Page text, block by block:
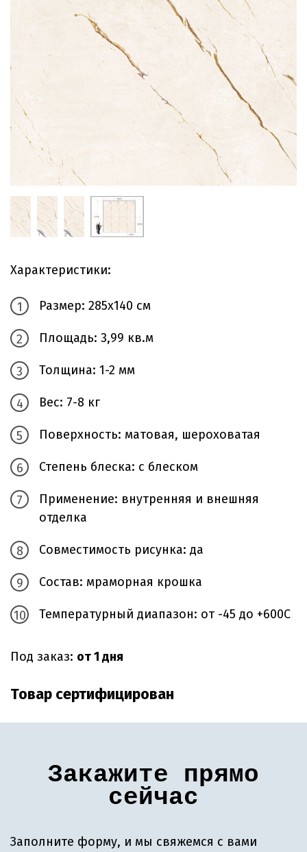
Характеристики:
Размер: 285х140 см
Площадь: 3,99 кв.м
Толщина: 1-2 мм
Вес: 7-8 кг
Поверхность: матовая, шероховатая
Степень блеска: с блеском
Применение: внутренняя и внешняя
отделка
Совместимость рисунка: да
Состав: мраморная крошка
Температурный диапазон: от -45 до +600С
Под заказ: от 1 дня
Товар сертифицирован
Закажите прямо
сейчас
Заполните форму, и мы свяжемся с вами